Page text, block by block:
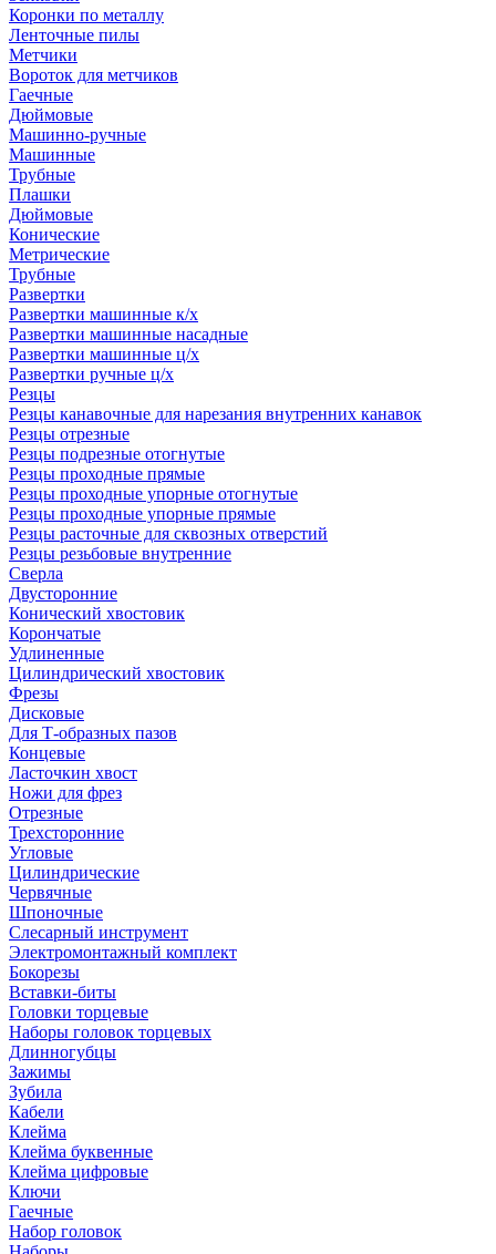
Коронки по металлу
Ленточные пилы
Метчики
Вороток для метчиков
Гаечные
Дюймовые
Машинно-ручные
Машинные
Трубные
Плашки
Дюймовые
Конические
Метрические
Трубные
Развертки
Развертки машинные к/х
Развертки машинные насадные
Развертки машинные ц/х
Развертки ручные ц/х
Резцы
Резцы канавочные для нарезания внутренних канавок
Резцы отрезные
Резцы подрезные отогнутые
Резцы проходные прямые
Резцы проходные упорные отогнутые
Резцы проходные упорные прямые
Резцы расточные для сквозных отверстий
Резцы резьбовые внутренние
Сверла
Двусторонние
Конический хвостовик
Корончатые
Удлиненные
Цилиндрический хвостовик
Фрезы
Дисковые
Для Т-образных пазов
Концевые
Ласточкин хвост
Ножи для фрез
Отрезные
Трехсторонние
Угловые
Цилиндрические
Червячные
Шпоночные
Слесарный инструмент
Электромонтажный комплект
Бокорезы
Вставки-биты
Головки торцевые
Наборы головок торцевых
Длинногубцы
Зажимы
Зубила
Кабели
Клейма
Клейма буквенные
Клейма цифровые
Ключи
Гаечные
Набор головок